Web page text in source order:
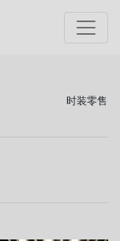
时装零售